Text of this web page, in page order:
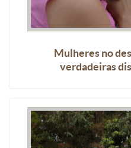
Mulheres no
verdadeiras